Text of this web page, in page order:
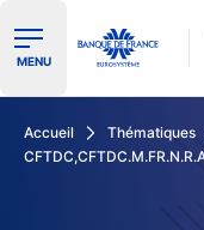
Ouvrir le menu de
MENU
Accueil
Thématiques